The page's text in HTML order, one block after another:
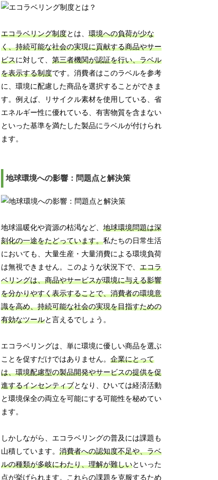
エコラベリング制度とは、環境への負荷が少な
く、持続可能な社会の実現に貢献する商品やサー
ビスに対して、第三者機関が認証を行い、ラベル
を表示する制度です。消費者はこのラベルを参考
に、環境に配慮した商品を選択することができま
す。例えば、リサイクル素材を使用している、省
エネルギー性に優れている、有害物質を含まない
といった基準を満たした製品にラベルが付けられ
ます。
地球環境への影響：問題点と解決策
地球温暖化や資源の枯渇など、地球環境問題は深
刻化の一途をたどっています。私たちの日常生活
においても、大量生産・大量消費による環境負荷
は無視できません。このような状況下で、エコラ
ベリングは、商品やサービスが環境に与える影響
を分かりやすく表示することで、消費者の環境意
識を高め、持続可能な社会の実現を目指すための
有効なツールと言えるでしょう。
エコラベリングは、単に環境に優しい商品を選ぶ
ことを促すだけではありません。企業にとって
は、環境配慮型の製品開発やサービスの提供を促
進するインセンティブとなり、ひいては経済活動
と環境保全の両立を可能にする可能性を秘めてい
ます。
しかしながら、エコラベリングの普及には課題も
山積しています。消費者への認知度不足や、ラベ
ルの種類が多岐にわたり、理解が難しいといった
点が挙げられます。これらの課題を克服するため